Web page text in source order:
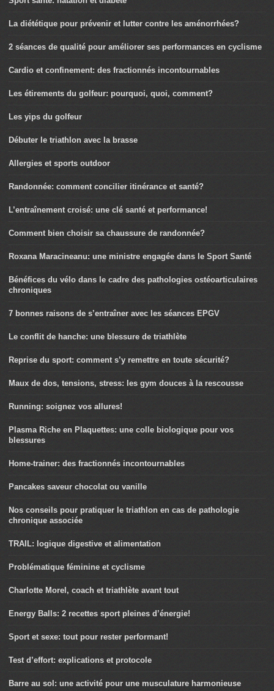
La diététique pour prévenir et lutter contre les aménorrhées?
2 séances de qualité pour améliorer ses performances en cyclisme
Cardio et confinement: des fractionnés incontournables
Les étirements du golfeur: pourquoi, quoi, comment?
Les yips du golfeur
Débuter le triathlon avec la brasse
Allergies et sports outdoor
Randonnée: comment concilier itinérance et santé?
L’entraînement croisé: une clé santé et performance!
Comment bien choisir sa chaussure de randonnée?
Roxana Maracineanu: une ministre engagée dans le Sport Santé
Bénéfices du vélo dans le cadre des pathologies ostéoarticulaires
chroniques
7 bonnes raisons de s’entraîner avec les séances EPGV
Le conflit de hanche: une blessure de triathlète
Reprise du sport: comment s’y remettre en toute sécurité?
Maux de dos, tensions, stress: les gym douces à la rescousse
Running: soignez vos allures!
Plasma Riche en Plaquettes: une colle biologique pour vos
blessures
Home-trainer: des fractionnés incontournables
Pancakes saveur chocolat ou vanille
Nos conseils pour pratiquer le triathlon en cas de pathologie
chronique associée
TRAIL: logique digestive et alimentation
Problématique féminine et cyclisme
Charlotte Morel, coach et triathlète avant tout
Energy Balls: 2 recettes sport pleines d’énergie!
Sport et sexe: tout pour rester performant!
Test d’effort: explications et protocole
Barre au sol: une activité pour une musculature harmonieuse